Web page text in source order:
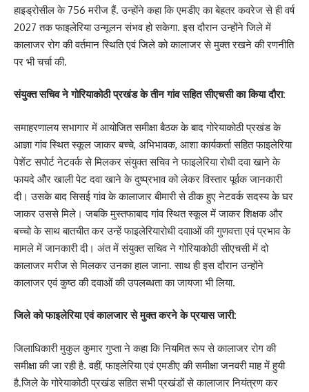
हाइड्रोसील के 756 मरीज हैं. उन्होंने कहा कि एमडीए का बेहतर कवरेज से ही वर्ष
2027 तक फाइलेरिया उन्मूलन संभव हो सकेगा. इस दौरान उन्होंने जिले में
कालाजर रोग की वर्तमान स्थिति एवं जिले को कालाजर से मुक्त रखने की रणनीति
पर भी चर्चा की.
संयुक्त सचिव ने गोरियाकोठी प्रखंड के तीन गांव सहित सीएचसी का किया दौरा:
समाहरणालय सभागार में आयोजित समीक्षा बैठक के बाद गोरेयाकोठी प्रखंड के
आज्ञा गांव स्थित स्कूल जाकर बच्चे, अभिभावक, आशा कार्यकर्ता सहित फाइलेरिया
पेशेंट सपोर्ट नेटवर्क से मिलकर संयुक्त सचिव ने फाइलेरिया रोधी दवा खाने के
फायदे और खाली पेट दवा खाने के दुष्प्रभाव को लेकर विस्तार पूर्वक जानकारी
दी। उसके बाद सिसई गांव के कालाजार बीमारी से ठीक हुए नेटवर्क सदस्य के घर
जाकर उससे मिले। जबकि मुस्तफाबाद गांव स्थित स्कूल में जाकर शिक्षक और
बच्चो के साथ बातचीत कर उन्हें फाइलेरियारोधी दवााओं की गुणवत्ता एवं प्रभाव के
मामले में जानकारी दी। अंत में संयुक्त सचिव ने गोरियाकोठी सीएचसी में दो
कालाजर मरीज से मिलकर उनका हाल जाना. साथ ही इस दौरान उन्होंने
कालाजर एवं कुष्ठ की दवाओं की उपलब्धता का जायजा भी लिया.
जिले को फाइलेरिया एवं कालजार से मुक्त करने के प्रयास जारी:
जिलाधिकारी मुकुल कुमार गुप्ता ने कहा कि नियमित रूप से कालाजर रोग की
समीक्षा की जा रही है. वहीं, फाइलेरिया एवं एमडीए की समीक्षा जनवरी माह में हुयी
है.जिले के गोरेयाकोठी प्रखंड सहित सभी प्रखंडों से कालाजार नियंत्रण कर